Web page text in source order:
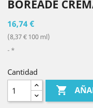
BOREADE
16,74 €
(8,37 € 100 ml)
*
Cantidad
